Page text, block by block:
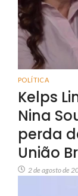
POLÍTICA
Kelps
Nina
perda
União
2 de agosto de